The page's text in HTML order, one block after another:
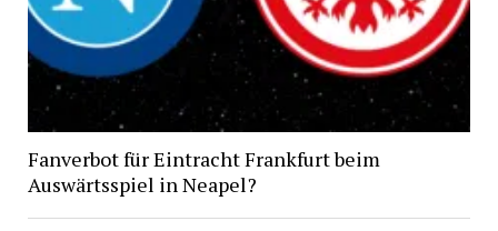
Fanverbot für Eintracht Frankfurt beim
Auswärtsspiel in Neapel?